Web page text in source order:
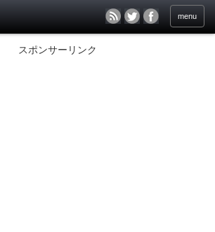
menu
スポンサーリンク